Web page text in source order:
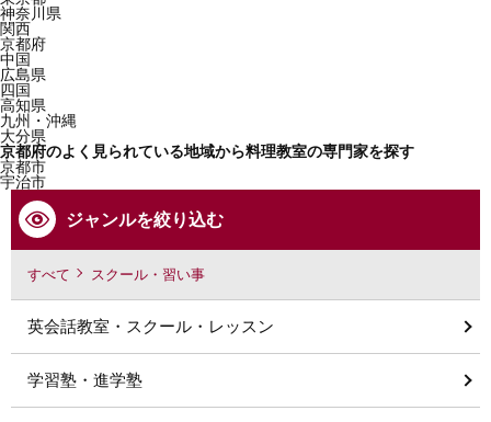
神奈川県
関西
京都府
中国
広島県
四国
高知県
九州・沖縄
大分県
京都府のよく見られている地域から料理教室の専門家を探す
京都市
宇治市
ジャンルを絞り込む
すべて スクール・習い事
英会話教室・スクール・レッスン
学習塾・進学塾